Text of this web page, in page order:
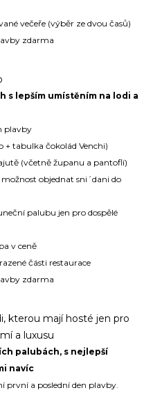
večeře (výběr ze dvou časů)
zdarma
s lepším umístěním na lodi a
plavby
+ tabulka čokolád Venchi)
(včetně županu a pantoflí)
objednat sni´dani do
palubu jen pro dospělé
v ceně
části restaurace
zdarma
kterou mají hosté jen pro
a luxusu
palubách, s nejlepší
navíc
první a poslední den plavby.